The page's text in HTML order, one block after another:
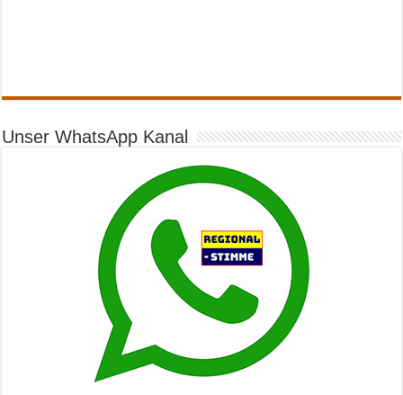
Unser WhatsApp Kanal